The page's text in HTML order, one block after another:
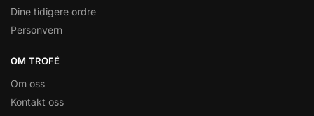
Dine tidigere ordre
Personvern
OM TROFÉ
Om oss
Kontakt oss